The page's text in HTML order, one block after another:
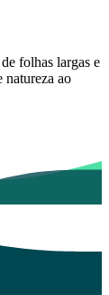
folhas largas e
natureza ao